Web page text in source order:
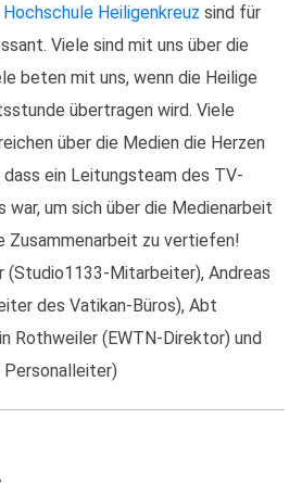
Hochschule Heiligenkreuz sind für
Viele sind mit uns über die
beten mit uns, wenn die Heilige
übertragen wird. Viele
über die Medien die Herzen
dass ein Leitungsteam des TV-
war, um sich über die Medienarbeit
Zusammenarbeit zu vertiefen!
(Studio1133-Mitarbeiter), Andreas
des Vatikan-Büros), Abt
Rothweiler (EWTN-Direktor) und